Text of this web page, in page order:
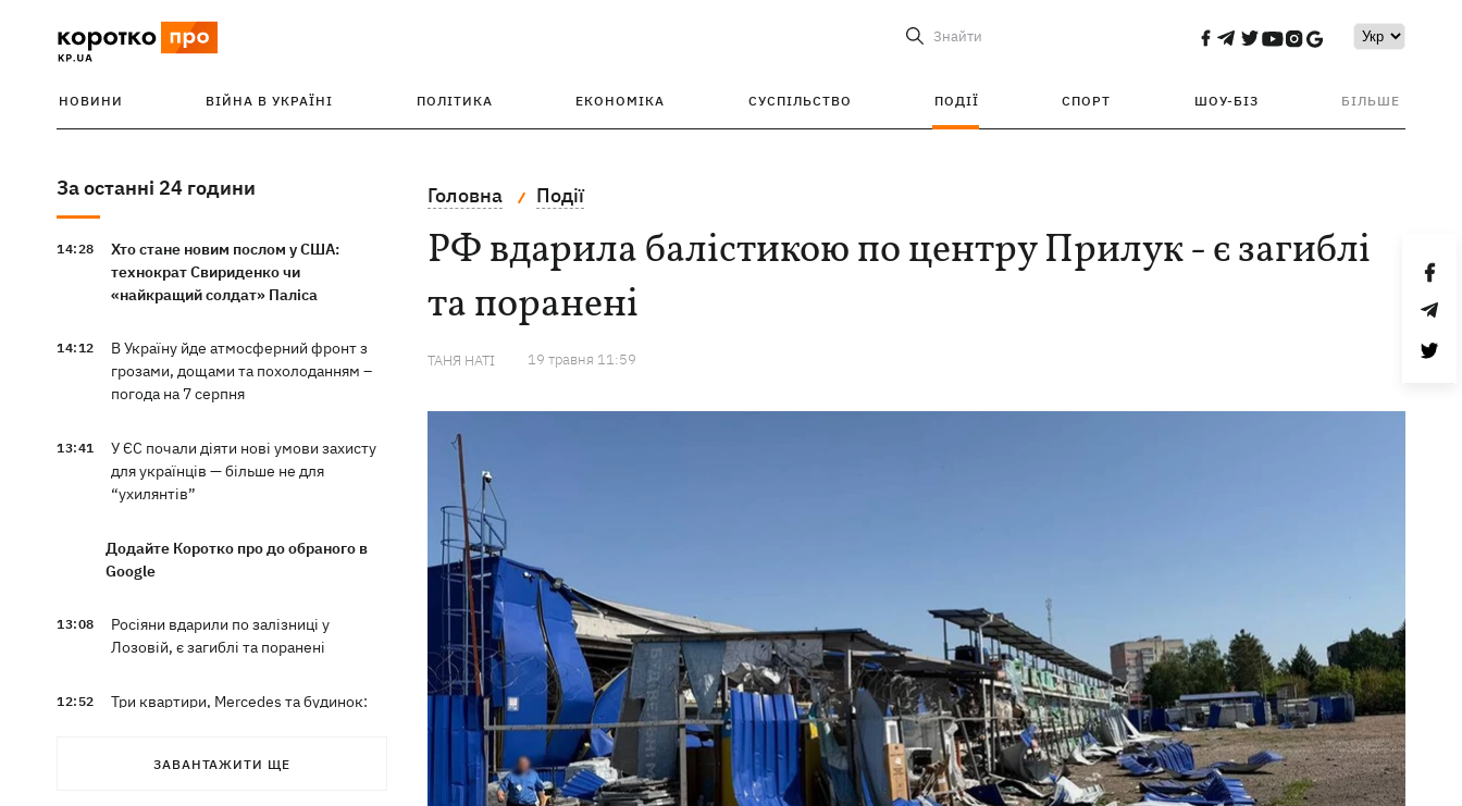
Знайти
НОВИНИ ВІЙНА В УКРАЇНІ ПОЛІТИКА ЕКОНОМІКА СУСПІЛЬСТВО ПОДІЇ СПОРТ ШОУ-БІЗ БІЛЬШЕ
За останні 24 години
14:28
Хто стане новим послом у США:
технократ Свириденко чи
«найкращий солдат» Паліса
14:12
В Україну йде атмосферний фронт з
грозами, дощами та похолоданням –
погода на 7 серпня
13:41
У ЄС почали діяти нові умови захисту
для українців — більше не для
“ухилянтів”
Додайте Коротко про до обраного в
Google
13:08
Росіяни вдарили по залізниці у
Лозовій, є загиблі та поранені
12:52
Три квартири, Mercedes та будинок:
ЗАВАНТАЖИТИ ЩЕ
Головна Події
РФ вдарила балістикою по центру Прилук - є загиблі
та поранені
ТАНЯ НАТІ 19 травня 11:59